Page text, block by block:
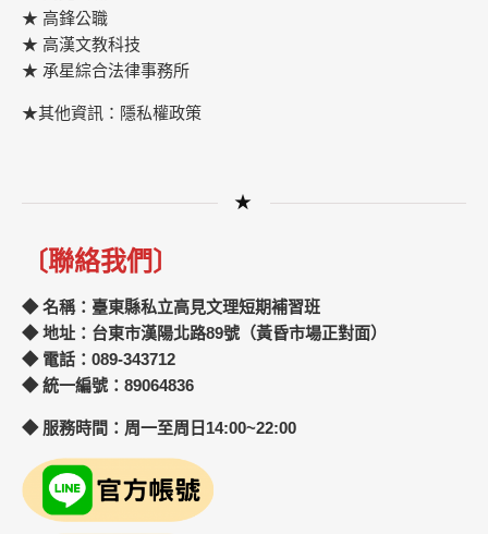
★ 高鋒公職
★ 高漢文教科技
★ 承星綜合法律事務所
★其他資訊：隱私權政策
★
〔聯絡我們〕
◆ 名稱：臺東縣私立高見文理短期補習班
◆ 地址：台東市漢陽北路89號（黃昏市場正對面）
◆ 電話：089-343712
◆ 統一編號：89064836
◆ 服務時間：周一至周日14:00~22:00